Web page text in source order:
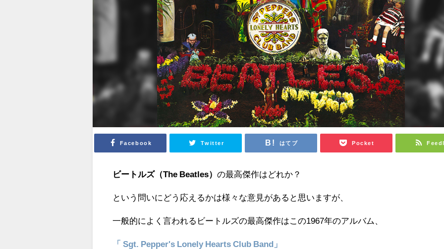
Facebook Twitter はてブ Pocket
ビートルズ（The Beatles）の最高傑作はどれか？
という問いにどう応えるかは様々な意見があると思いますが、
一般的によく言われるビートルズの最高傑作はこの1967年のアルバム、
「 Sgt. Pepper's Lonely Hearts Club Band」